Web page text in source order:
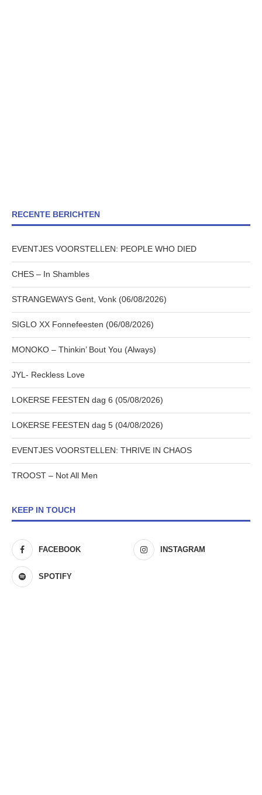
RECENTE BERICHTEN
EVENTJES VOORSTELLEN: PEOPLE WHO DIED
CHES – In Shambles
STRANGEWAYS Gent, Vonk (06/08/2026)
SIGLO XX Fonnefeesten (06/08/2026)
MONOKO – Thinkin’ Bout You (Always)
JYL- Reckless Love
LOKERSE FEESTEN dag 6 (05/08/2026)
LOKERSE FEESTEN dag 5 (04/08/2026)
EVENTJES VOORSTELLEN: THRIVE IN CHAOS
TROOST – Not All Men
KEEP IN TOUCH
FACEBOOK INSTAGRAM
SPOTIFY